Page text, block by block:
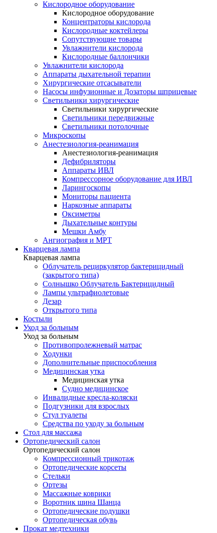
Кислородное оборудование
Кислородное оборудование
Концентраторы кислорода
Кислородные коктейлеры
Сопутствующие товары
Увлажнители кислорода
Кислородные баллончики
Увлажнители кислорода
Аппараты дыхательной терапии
Хирургические отсасыватели
Насосы инфузионные и Дозаторы шприцевые
Светильники хирургические
Светильники хирургические
Светильники передвижные
Светильники потолочные
Микроскопы
Анестезиология-реанимация
Анестезиология-реанимация
Дефибриляторы
Аппараты ИВЛ
Компрессорное оборудование для ИВЛ
Ларингоскопы
Мониторы пациента
Наркозные аппараты
Оксиметры
Дыхательные контуры
Мешки Амбу
Ангиография и МРТ
Кварцевая лампа
Кварцевая лампа
Облучатель рециркулятор бактерицидный
(закрытого типа)
Солнышко Облучатель Бактерицидный
Лампы ультрафиолетовые
Дезар
Открытого типа
Костыли
Уход за больным
Уход за больным
Противопролежневый матрас
Ходунки
Дополнительные приспособления
Медицинская утка
Медицинская утка
Судно медицинское
Инвалидные кресла-коляски
Подгузники для взрослых
Стул туалеты
Средства по уходу за больным
Cтол для массажа
Ортопедический салон
Ортопедический салон
Компрессионный трикотаж
Ортопедические корсеты
Стельки
Ортезы
Массажные коврики
Воротник шина Шанца
Ортопедические подушки
Ортопедическая обувь
Прокат медтехники